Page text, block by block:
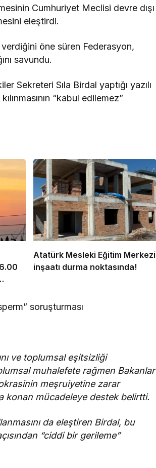
Cumhuriyet Meclisi devre dışı
eleştirdi.
öne süren Federasyon,
savundu.
Sekreteri Sıla Birdal yaptığı yazılı
“kabul edilemez”
Atatürk Mesleki Eğitim Merkezi
inşaatı durma noktasında!
soruşturması
ve toplumsal eşitsizliği
muhalefete rağmen Bakanlar
meşruiyetine zarar
konan mücadeleye destek belirtti.
da eleştiren Birdal, bu
“ciddi bir gerileme”